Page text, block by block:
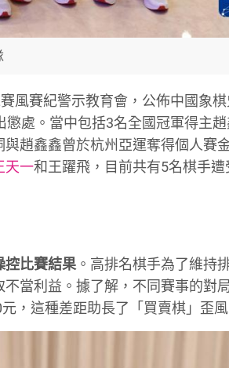
風賽紀警示教育會，公佈中國象
處。當中包括3名全國冠軍得主
趙鑫鑫曾於杭州亞運奪得個人賽
天一和王躍飛，目前共有5名棋手遭
控比賽結果 。高排名棋手為了維持
當利益。據了解，不同賽事的對
，這種差距助長了「買賣棋」歪